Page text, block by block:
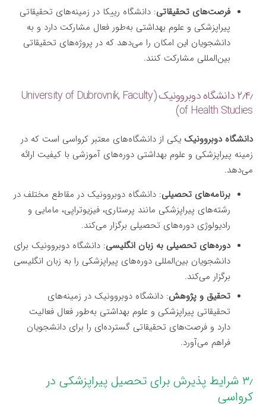
فرصت‌های تحقیقاتی: دانشگاه رییکا در زمینه‌های تحقیقاتی
پیراپزشکی و علوم بهداشتی به‌طور فعال مشارکت دارد و به
دانشجویان این امکان را می‌دهد که در پروژه‌های تحقیقاتی
بین‌المللی مشارکت کنند.
۲٫۴٫ دانشگاه دوبروونیک (University of Dubrovnik, Faculty
of Health Studies)
دانشگاه دوبروونیک یکی از دانشگاه‌های معتبر کرواسی است که در
زمینه پیراپزشکی و علوم بهداشتی دوره‌های آموزشی با کیفیت ارائه
می‌دهد.
برنامه‌های تحصیلی: دانشگاه دوبروونیک در مقاطع مختلف در
رشته‌های پیراپزشکی مانند پرستاری، فیزیوتراپی، مامایی و
رادیولوژی دوره‌های تحصیلی برگزار می‌کند.
دوره‌های تحصیلی به زبان انگلیسی: دانشگاه دوبروونیک برای
دانشجویان بین‌المللی دوره‌های پیراپزشکی را به زبان انگلیسی
برگزار می‌کند.
تحقیق و پژوهش: دانشگاه دوبروونیک در زمینه‌های
تحقیقاتی پیراپزشکی و علوم بهداشتی به‌طور فعال فعالیت
دارد و فرصت‌های تحقیقاتی گسترده‌ای را برای دانشجویان
فراهم می‌آورد.
۳٫ شرایط پذیرش برای تحصیل پیراپزشکی در
کرواسی